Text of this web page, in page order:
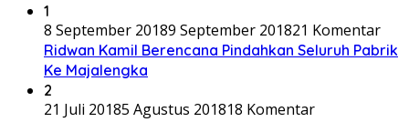
1
8 September 20189 September 201821 Komentar
Ridwan Kamil Berencana Pindahkan Seluruh Pabrik
Ke Majalengka
2
21 Juli 20185 Agustus 201818 Komentar